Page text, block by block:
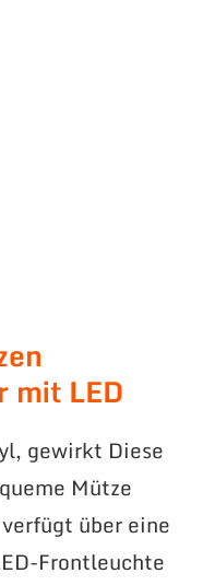
mit LED
gewirkt Diese
Mütze
über eine
Frontleuchte